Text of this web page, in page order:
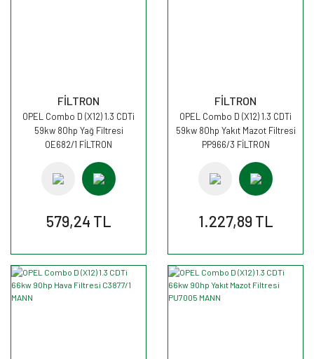
FİLTRON
OPEL Combo D (X12) 1.3 CDTi
59kw 80hp Yağ Filtresi
OE682/1 FİLTRON
579,24 TL
FİLTRON
OPEL Combo D (X12) 1.3 CDTi
59kw 80hp Yakıt Mazot Filtresi
PP966/3 FİLTRON
1.227,89 TL